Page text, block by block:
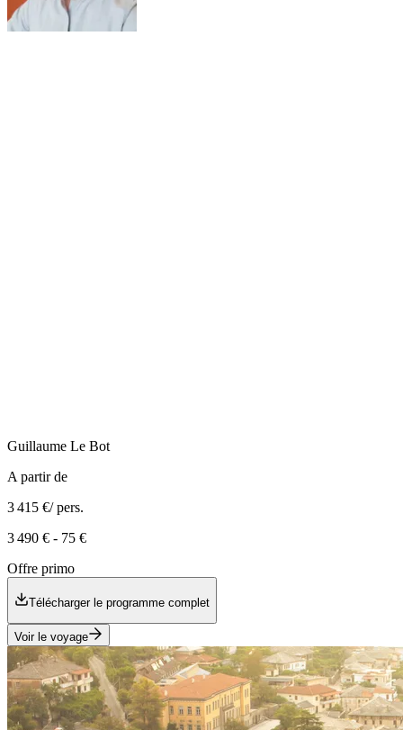
Guillaume Le Bot
A partir de
3 415 €/ pers.
3 490 € - 75 €
Offre primo
Télécharger le programme complet
Voir le voyage